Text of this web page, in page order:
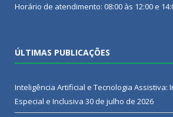
Horário de atendimento: 08:00 às 12:00 e
ÚLTIMAS PUBLICAÇÕES
Inteligência Artificial e Tecnologia Assistiva:
Especial e Inclusiva 30 de julho de 2026